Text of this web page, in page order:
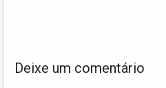
Deixe um comentário